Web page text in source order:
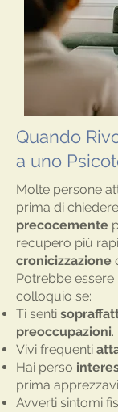
Quando
a uno
Molte persone
prima di
precocemente
recupero più
cronicizzazione
Potrebbe
colloquio se:
Ti senti
preoccupazioni.
Vivi frequenti
Hai perso
prima
Avverti sintomi